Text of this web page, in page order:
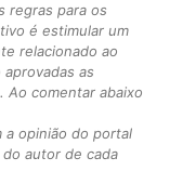
regras para os
é estimular um
relacionado ao
as
Ao comentar abaixo
a opinião do portal
autor de cada